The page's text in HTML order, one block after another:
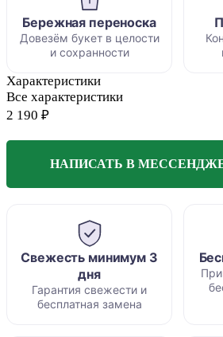
Бережная переноска
Довезём букет в целости
и сохранности
Характеристики
Все характеристики
2 190 ₽
НАПИСАТЬ В
Свежесть минимум 3
дня
Гарантия свежести и
бесплатная замена